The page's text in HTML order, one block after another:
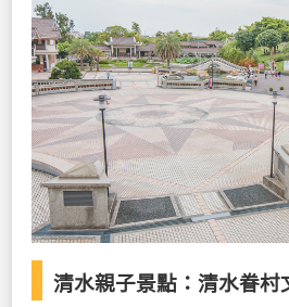
清水親子景點：清水眷村